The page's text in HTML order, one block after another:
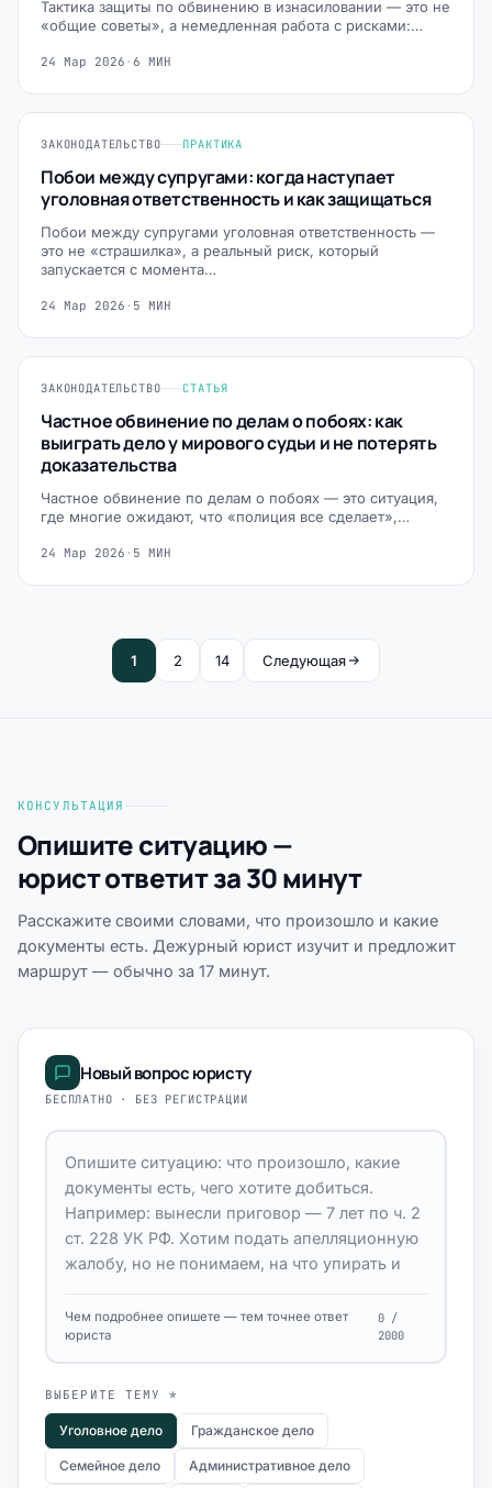
Тактика защиты по обвинению в изнасиловании — это не
«общие советы», а немедленная работа с рисками:…
24 Мар 2026 · 6 МИН
ЗАКОНОДАТЕЛЬСТВО ПРАКТИКА
Побои между супругами: когда наступает
уголовная ответственность и как защищаться
Побои между супругами уголовная ответственность —
это не «страшилка», а реальный риск, который
запускается с момента…
24 Мар 2026 · 5 МИН
ЗАКОНОДАТЕЛЬСТВО СТАТЬЯ
Частное обвинение по делам о побоях: как
выиграть дело у мирового судьи и не потерять
доказательства
Частное обвинение по делам о побоях — это ситуация,
где многие ожидают, что «полиция все сделает»,…
24 Мар 2026 · 5 МИН
1 2 14 Следующая
КОНСУЛЬТАЦИЯ
Опишите ситуацию —
юрист ответит за 30 минут
Расскажите своими словами, что произошло и какие
документы есть. Дежурный юрист изучит и предложит
маршрут — обычно за 17 минут.
Новый вопрос юристу
БЕСПЛАТНО · БЕЗ РЕГИСТРАЦИИ
Чем подробнее опишете — тем точнее ответ
юриста
0 /
2000
ВЫБЕРИТЕ ТЕМУ *
Уголовное дело Гражданское дело
Семейное дело Административное дело